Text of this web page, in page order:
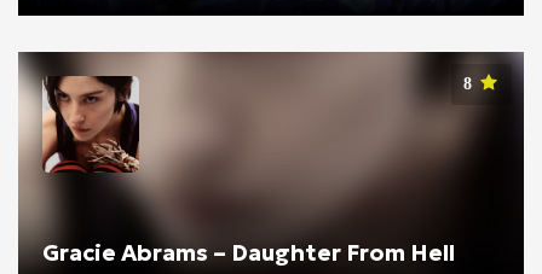
8
Gracie Abrams – Daughter From Hell